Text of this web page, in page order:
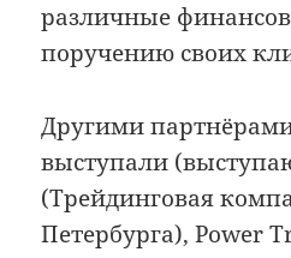
различные
поручению своих
Другими
выступали
(Трейдинговая
Петербурга), Power